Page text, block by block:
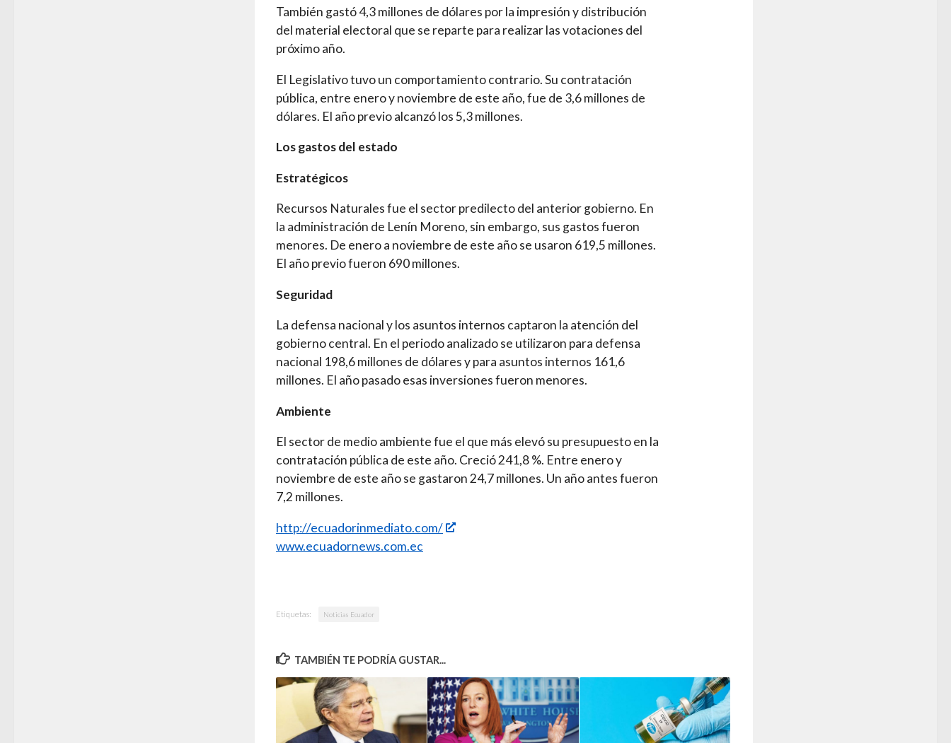
También gastó 4,3 millones de dólares por la impresión y distribución
del material electoral que se reparte para realizar las votaciones del
próximo año.
El Legislativo tuvo un comportamiento contrario. Su contratación
pública, entre enero y noviembre de este año, fue de 3,6 millones de
dólares. El año previo alcanzó los 5,3 millones.
Los gastos del estado
Estratégicos
Recursos Naturales fue el sector predilecto del anterior gobierno. En
la administración de Lenín Moreno, sin embargo, sus gastos fueron
menores. De enero a noviembre de este año se usaron 619,5 millones.
El año previo fueron 690 millones.
Seguridad
La defensa nacional y los asuntos internos captaron la atención del
gobierno central. En el periodo analizado se utilizaron para defensa
nacional 198,6 millones de dólares y para asuntos internos 161,6
millones. El año pasado esas inversiones fueron menores.
Ambiente
El sector de medio ambiente fue el que más elevó su presupuesto en la
contratación pública de este año. Creció 241,8 %. Entre enero y
noviembre de este año se gastaron 24,7 millones. Un año antes fueron
7,2 millones.
http://ecuadorinmediato.com/
www.ecuadornews.com.ec
Etiquetas: Noticias Ecuador
TAMBIÉN TE PODRÍA GUSTAR...